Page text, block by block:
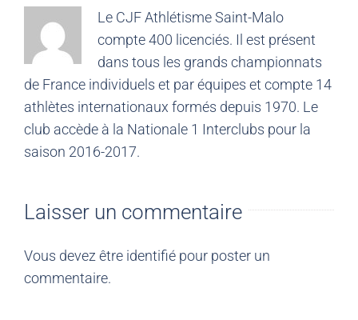
Le CJF Athlétisme Saint-Malo
compte 400 licenciés. Il est présent
dans tous les grands championnats
de France individuels et par équipes et compte 14
athlètes internationaux formés depuis 1970. Le
club accède à la Nationale 1 Interclubs pour la
saison 2016-2017.
Laisser un commentaire
Vous devez être identifié pour poster un
commentaire.